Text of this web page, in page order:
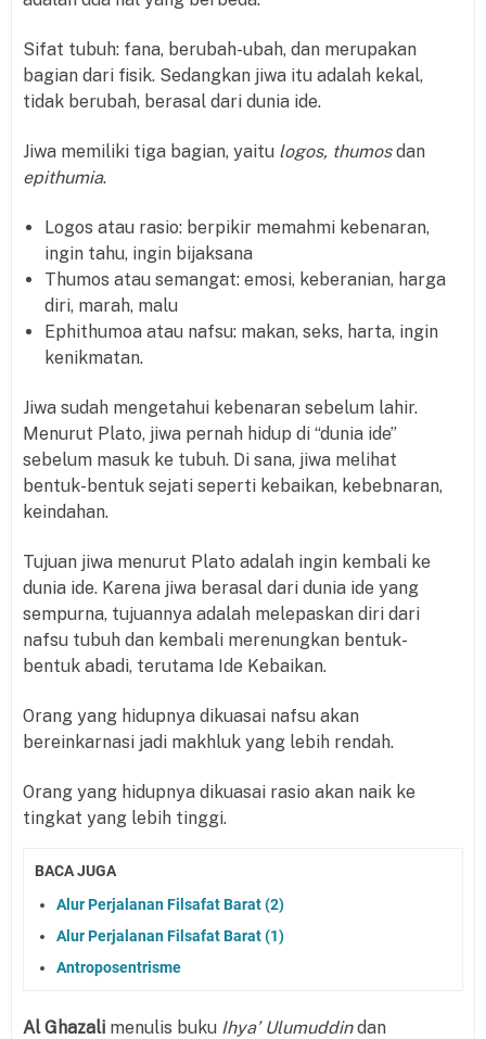
Sifat tubuh: fana, berubah-ubah, dan merupakan
bagian dari fisik. Sedangkan jiwa itu adalah kekal,
tidak berubah, berasal dari dunia ide.
Jiwa memiliki tiga bagian, yaitu logos, thumosdan
epithumia.
Logos atau rasio: berpikir memahmi kebenaran,
ingin tahu, ingin bijaksana
Thumos atau semangat: emosi, keberanian, harga
diri, marah, malu
Ephithumoa atau nafsu: makan, seks, harta, ingin
kenikmatan.
Jiwa sudah mengetahui kebenaran sebelum lahir.
Menurut Plato, jiwa pernah hidup di “dunia ide”
sebelum masuk ke tubuh. Di sana, jiwa melihat
bentuk-bentuk sejati seperti kebaikan, kebebnaran,
keindahan.
Tujuan jiwa menurut Plato adalah ingin kembali ke
dunia ide. Karena jiwa berasal dari dunia ide yang
sempurna, tujuannya adalah melepaskan diri dari
nafsu tubuh dan kembali merenungkan bentuk-
bentuk abadi, terutama Ide Kebaikan.
Orang yang hidupnya dikuasai nafsu akan
bereinkarnasi jadi makhluk yang lebih rendah.
Orang yang hidupnya dikuasai rasio akan naik ke
tingkat yang lebih tinggi.
BACA JUGA
Alur Perjalanan Filsafat Barat (2)
Alur Perjalanan Filsafat Barat (1)
Antroposentrisme
Al Ghazali menulis buku Ihya’ Ulumuddindan